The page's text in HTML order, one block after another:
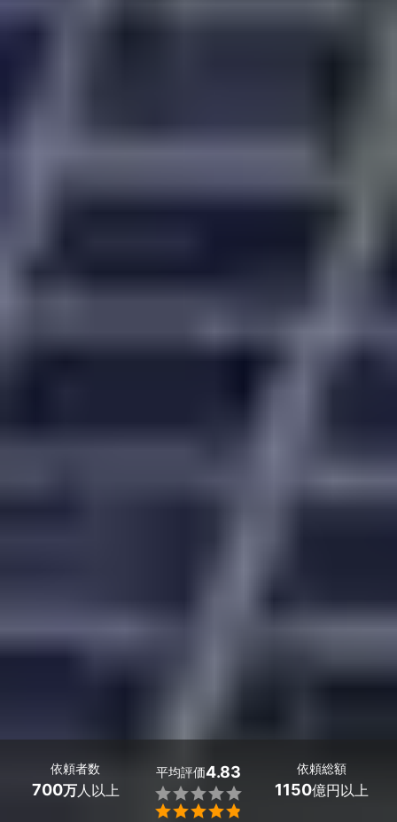
依頼者数
700万人以上
平均評価4.83


依頼総額
1150億円以上